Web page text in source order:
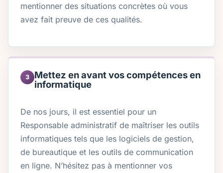
mentionner des situations concrètes où vous
avez fait preuve de ces qualités.
3
Mettez en avant vos compétences en
informatique
De nos jours, il est essentiel pour un
Responsable administratif de maîtriser les outils
informatiques tels que les logiciels de gestion,
de bureautique et les outils de communication
en ligne. N’hésitez pas à mentionner vos